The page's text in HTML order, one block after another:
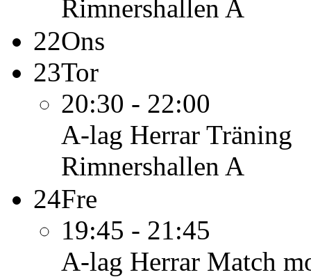
Rimnershallen A
22Ons
23Tor
20:30 - 22:00
A-lag Herrar Träning
Rimnershallen A
24Fre
19:45 - 21:45
A-lag Herrar Match